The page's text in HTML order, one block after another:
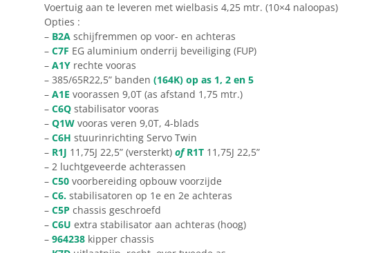
Voertuig aan te leveren met wielbasis 4,25 mtr. (10×4 naloopas)
Opties :
– B2A schijfremmen op voor- en achteras
– C7F EG aluminium onderrij beveiliging (FUP)
– A1Y rechte vooras
– 385/65R22,5” banden (164K) op as 1, 2 en 5
– A1E voorassen 9,0T (as afstand 1,75 mtr.)
– C6Q stabilisator vooras
– Q1W vooras veren 9,0T, 4-blads
– C6H stuurinrichting Servo Twin
– R1J 11,75J 22,5” (versterkt) ofR1T 11,75J 22,5”
– 2 luchtgeveerde achterassen
– C50 voorbereiding opbouw voorzijde
– C6. stabilisatoren op 1e en 2e achteras
– C5P chassis geschroefd
– C6U extra stabilisator aan achteras (hoog)
– 964238 kipper chassis